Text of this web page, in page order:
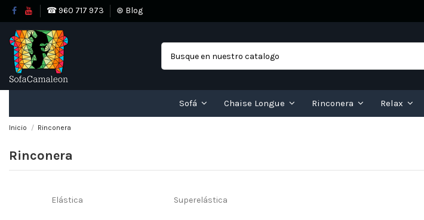
☎ 960 717 973 ⊛ Blog
Sofá Chaise Longue Rinconera Relax
Inicio Rinconera
Rinconera
Elástica Superelástica